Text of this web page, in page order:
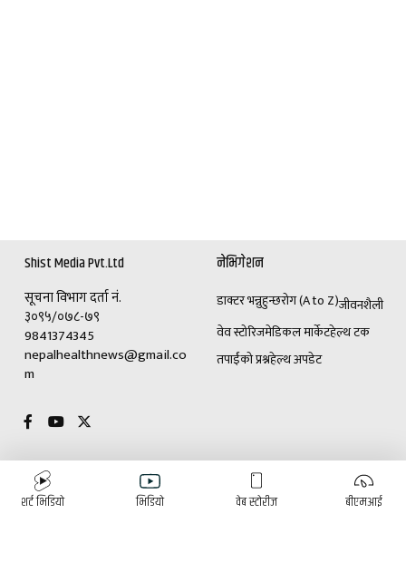
शर्ट भिडियो भिडियो वेब स्टोरीज बीएमआई
Shist Media Pvt.Ltd
सूचना विभाग दर्ता नं.
३०९५/०७८-७९
9841374345
nepalhealthnews@gmail.co
m
नेभिगेशन
डाक्टर भन्नुहुन्छरोग (A to Z)जीवनशैली
वेव स्टोरिजमेडिकल मार्केटहेल्थ टक
तपाईंको प्रश्नहेल्थ अपडेट
विशेष
डाक्टर भन्नुहुन्छ
विज्ञापनका लागि
(+९७७)९८४१३७४३४५